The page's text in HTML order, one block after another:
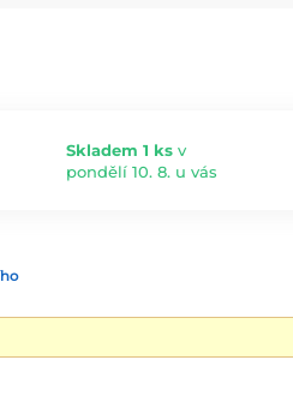
Skladem 1 ks v
pondělí 10. 8. u vás